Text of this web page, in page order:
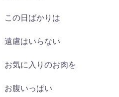
この日ばかりは
遠慮はいらない
お気に入りのお肉を
お腹いっぱい